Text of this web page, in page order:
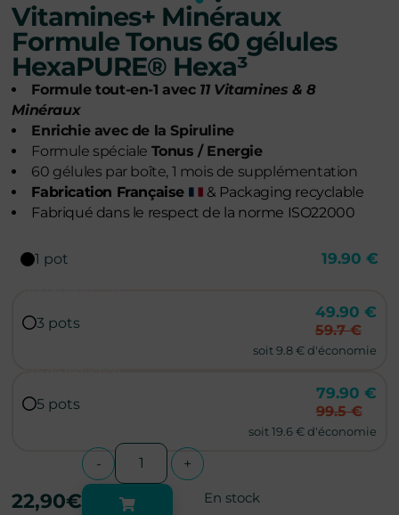
Vitamines+ Minéraux
Formule Tonus 60 gélules
HexaPURE® Hexa³
Formule tout-en-1 avec 11 Vitamines & 8
Minéraux
Enrichie avec de la Spiruline
Formule spéciale Tonus / Energie
60 gélules par boîte, 1 mois de supplémentation
Fabrication Française
& Packaging recyclable
Fabriqué dans le respect de la norme ISO22000
1 pot 19.90 €
3 pots
49.90 €
59.7 €
soit 9.8 € d'économie
5 pots
79.90 €
99.5 €
soit 19.6 € d'économie
22,90€ En stock
- +